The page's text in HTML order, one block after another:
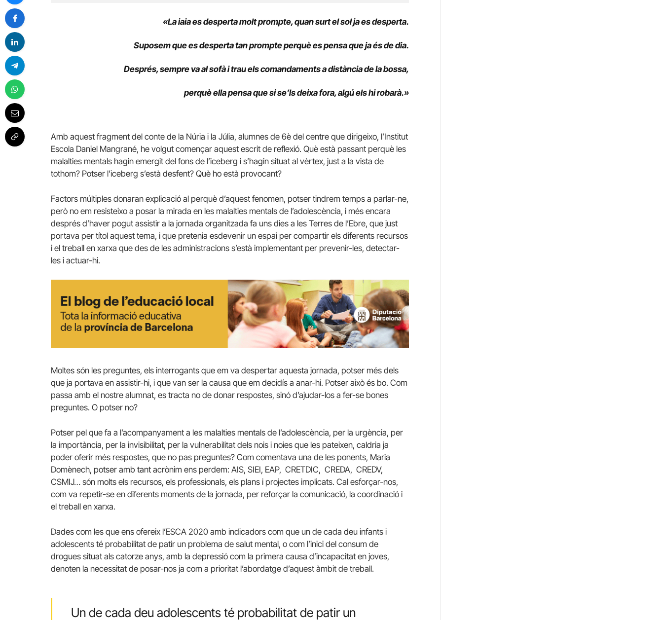
«La iaia es desperta molt prompte, quan surt el sol ja es desperta.
Suposem que es desperta tan prompte perquè es pensa que ja és de dia.
Després, sempre va al sofà i trau els comandaments a distància de la bossa,
perquè ella pensa que si se’ls deixa fora, algú els hi robarà.»
Amb aquest fragment del conte de la Núria i la Júlia, alumnes de 6è del centre que dirigeixo, l’Institut
Escola Daniel Mangrané, he volgut començar aquest escrit de reflexió. Què està passant perquè les
malalties mentals hagin emergit del fons de l’iceberg i s’hagin situat al vèrtex, just a la vista de
tothom? Potser l’iceberg s’està desfent? Què ho està provocant?
Factors múltiples donaran explicació al perquè d’aquest fenomen, potser tindrem temps a parlar-ne,
però no em resisteixo a posar la mirada en les malalties mentals de l’adolescència, i més encara
després d’haver pogut assistir a la jornada organitzada fa uns dies a les Terres de l’Ebre, que just
portava per títol aquest tema, i que pretenia esdevenir un espai per compartir els diferents recursos
i el treball en xarxa que des de les administracions s’està implementant per prevenir-les, detectar-
les i actuar-hi.
Moltes són les preguntes, els interrogants que em va despertar aquesta jornada, potser més dels
que ja portava en assistir-hi, i que van ser la causa que em decidís a anar-hi. Potser això és bo. Com
passa amb el nostre alumnat, es tracta no de donar respostes, sinó d’ajudar-los a fer-se bones
preguntes. O potser no?
Potser pel que fa a l’acompanyament a les malalties mentals de l’adolescència, per la urgència, per
la importància, per la invisibilitat, per la vulnerabilitat dels nois i noies que les pateixen, caldria ja
poder oferir més respostes, que no pas preguntes? Com comentava una de les ponents, Maria
Domènech, potser amb tant acrònim ens perdem: AIS, SIEI, EAP, CRETDIC, CREDA, CREDV,
CSMIJ… són molts els recursos, els professionals, els plans i projectes implicats. Cal esforçar-nos,
com va repetir-se en diferents moments de la jornada, per reforçar la comunicació, la coordinació i
el treball en xarxa.
Dades com les que ens ofereix l’ESCA 2020 amb indicadors com que un de cada deu infants i
adolescents té probabilitat de patir un problema de salut mental, o com l’inici del consum de
drogues situat als catorze anys, amb la depressió com la primera causa d’incapacitat en joves,
denoten la necessitat de posar-nos ja com a prioritat l’abordatge d’aquest àmbit de treball.
Un de cada deu adolescents té probabilitat de patir un